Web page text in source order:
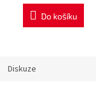
Do košíku
Diskuze